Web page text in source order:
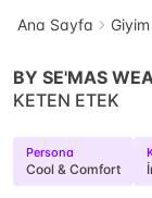
Ana Sayfa Giyim
BY SE'MAS
KETEN ETEK
Persona
Cool & Comfort